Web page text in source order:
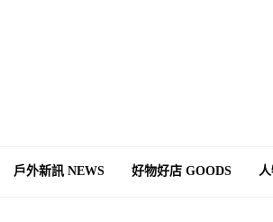
戶外新訊 NEWS 好物好店 GOODS